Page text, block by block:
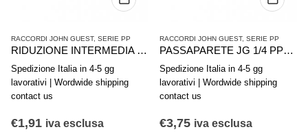
RACCORDI JOHN GUEST, SERIE PP
RIDUZIONE INTERMEDIA DIRITTA NPTF JG 3/8- 1/4 PP201208W
Spedizione Italia in 4-5 gg
lavorativi | Wordwide shipping
contact us
€1,91 iva esclusa
RACCORDI JOHN GUEST, SERIE PP
PASSAPARETE JG 1/4 PP1208W
Spedizione Italia in 4-5 gg
lavorativi | Wordwide shipping
contact us
€3,75 iva esclusa